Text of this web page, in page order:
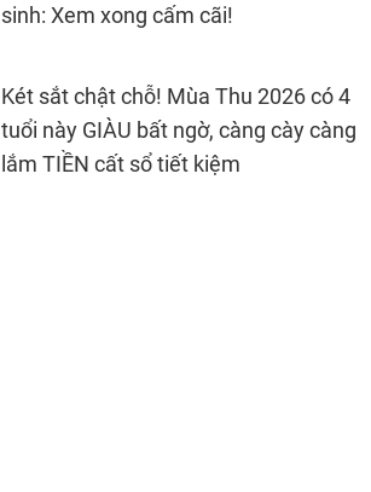
sinh: Xem xong cấm cãi!
Két sắt chật chỗ! Mùa Thu 2026 có 4
tuổi này GIÀU bất ngờ, càng cày càng
lắm TIỀN cất sổ tiết kiệm